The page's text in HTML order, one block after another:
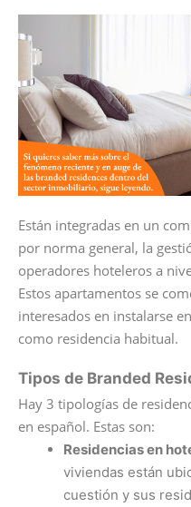
Están integradas en un
por norma general, la
operadores hoteleros a
Estos apartamentos se
interesados en instalarse
como residencia habitual.
Tipos de Branded
Hay 3 tipologías de
en español. Estas son:
Residencias en
viviendas están
cuestión y sus